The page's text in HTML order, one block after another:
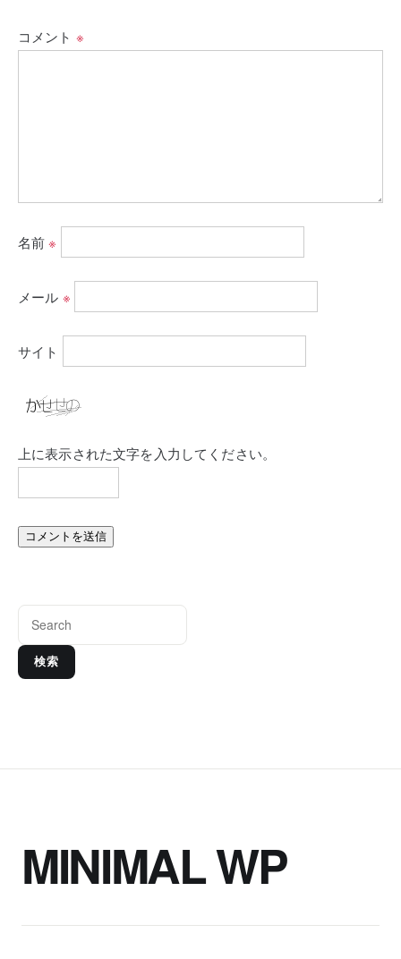
コメント ※
名前※
メール ※
サイト
上に表示された文字を入力してください。
検索
MINIMAL WP